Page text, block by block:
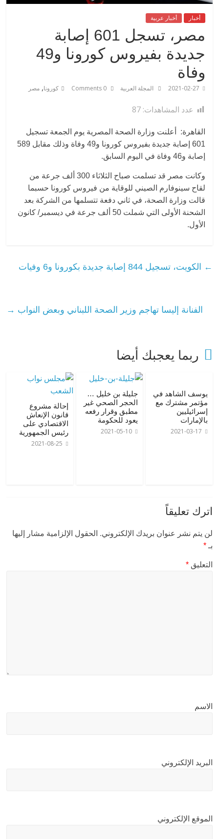
أخبار أخبار عربية
مصر، تسجل 601 إصابة
جديدة بفيروس كورونا و49
وفاة
2021-02-27 المجلة العربية 0 Comments كورونا,مصر
عدد المشاهدات: 87
القاهرة: أعلنت وزارة الصحة المصرية يوم الجمعة تسجيل
601 إصابة جديدة بفيروس كورونا و49 وفاة وذلك مقابل 589
إصابة و46 وفاة في اليوم السابق.
وكانت مصر قد تسلمت صباح الثلاثاء 300 ألف جرعة من
لقاح سينوفارم الصيني للوقاية من فيروس كورونا حسبما
قالت وزارة الصحة، في ثاني دفعة تتسلمها من الشركة بعد
الشحنة الأولى التي شملت 50 ألف جرعة في ديسمبر/ كانون
الأول.
← الكويت، تسجيل 844 إصابة جديدة بكورونا و6 وفيات
الفنانة إليسا تهاجم وزير الصحة اللبناني وبعض النواب →
ربما يعجبك أيضا
يوسف الشاهد في
مؤتمر مشترك مع
إسرائيليين
بالإمارات
2021-03-17
جليلة بن خليل …
الحجر الصحي غير
مطبق وقرار رفعه
يعود للحكومة
2021-05-10
إحالة مشروع
قانون الإنعاش
الاقتصادي على
رئيس الجمهورية
2021-08-25
اترك تعليقاً
لن يتم نشر عنوان بريدك الإلكتروني. الحقول الإلزامية مشار إليها
بـ*
التعليق*
الاسم
البريد الإلكتروني
الموقع الإلكتروني